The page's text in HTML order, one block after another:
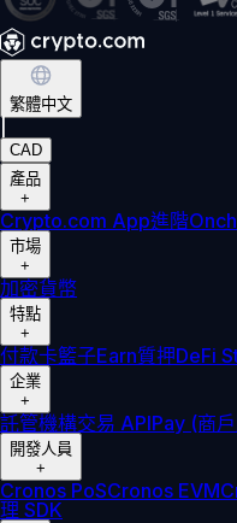
繁體中文
CAD
產品
+
Crypto.com App進階
市場
+
加密貨幣
特點
+
付款卡籃子Earn質押DeFi
企業
+
託管機構交易 APIPay (商
開發人員
+
Cronos PoSCronos EVM
理 SDK